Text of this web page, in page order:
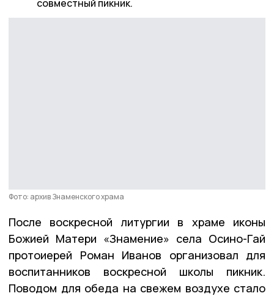
совместный пикник.
Фото: архив Знаменского храма
После воскресной литургии в храме иконы
Божией Матери «Знамение» села Осино-Гай
протоиерей Роман Иванов организовал для
воспитанников воскресной школы
пикник.
Поводом для обеда на свежем воздухе стало